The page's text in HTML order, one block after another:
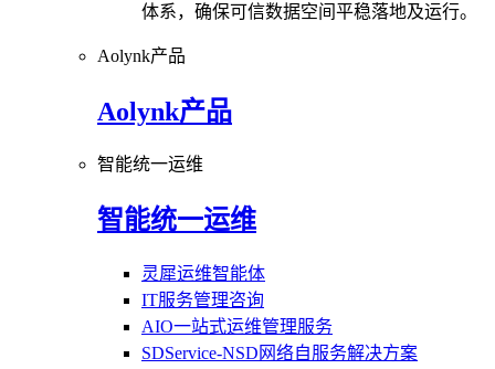
体系，确保可信数据空间平稳落地及运行。
Aolynk产品
Aolynk产品
智能统一运维
智能统一运维
灵犀运维智能体
IT服务管理咨询
AIO一站式运维管理服务
SDService-NSD网络自服务解决方案